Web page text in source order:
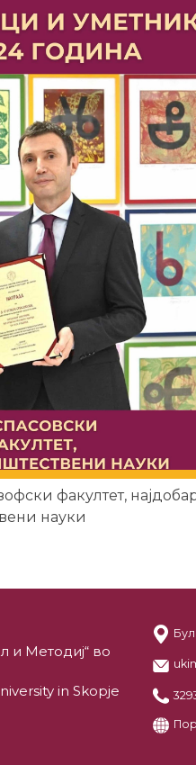
факултет,
науки
и Методиј“ во
in Skopje